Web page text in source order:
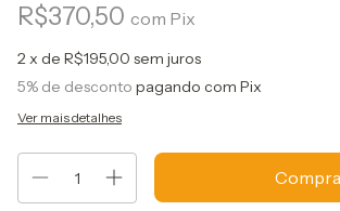
R$370,50 com Pix
2x de R$195,00 sem juros
5% de desconto pagando com Pix
Ver mais detalhes